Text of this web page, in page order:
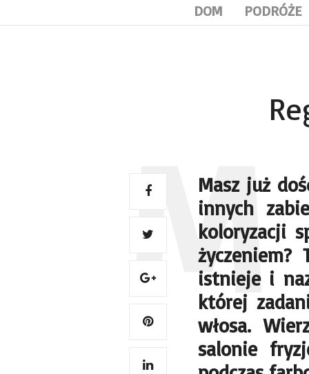
DOM PODRÓŻE
Masz już
innych
koloryzacji
istnieje i
której
włosa.
salonie